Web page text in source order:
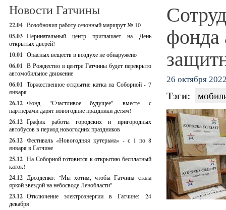
Новости Гатчины
22.04 Возобновил работу сезонный маршрут № 10
05.03 Перинатальный центр приглашает на День
открытых дверей!
10.01 Опасных веществ в воздухе не обнаружено
06.01 В Рождество в центре Гатчины будет перекрыто
автомобильное движение
06.01 Торжественное открытие катка на Соборной - 7
января
26.12 Фонд "Счастливое будущее" вместе с
партнерами дарят новогодние праздники детям!
26.12 График работы городских и пригородных
автобусов в период новогодних праздников
26.12 Фестиваль «Новогодняя кутерьма» - с 1 по 8
января в Гатчине
25.12 На Соборной готовится к открытию бесплатный
каток!
24.12 Дрозденко: "Мы хотим, чтобы Гатчина стала
яркой звездой на небосводе Ленобласти"
23.12 Отключение электроэнергии в Гатчине: 24
декабря
фонда
26 октября
Тэги: